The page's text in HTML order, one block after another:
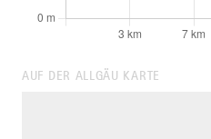
AUF DER ALLGÄU KARTE